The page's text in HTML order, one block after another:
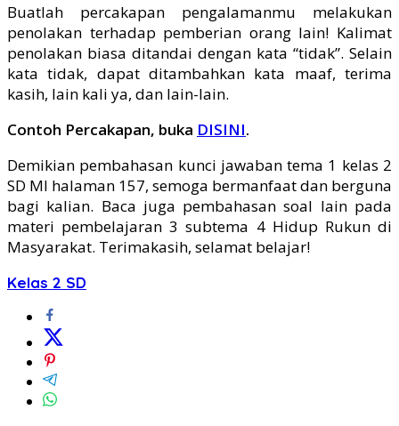
Buatlah percakapan pengalamanmu melakukan
penolakan terhadap pemberian orang lain! Kalimat
penolakan biasa ditandai dengan kata “tidak”. Selain
kata tidak, dapat ditambahkan kata maaf, terima
kasih, lain kali ya, dan lain-lain.
Contoh Percakapan, buka DISINI.
Demikian pembahasan kunci jawaban tema 1 kelas 2
SD MI halaman 157, semoga bermanfaat dan berguna
bagi kalian. Baca juga pembahasan soal lain pada
materi pembelajaran 3 subtema 4 Hidup Rukun di
Masyarakat. Terimakasih, selamat belajar!
Kelas 2 SD